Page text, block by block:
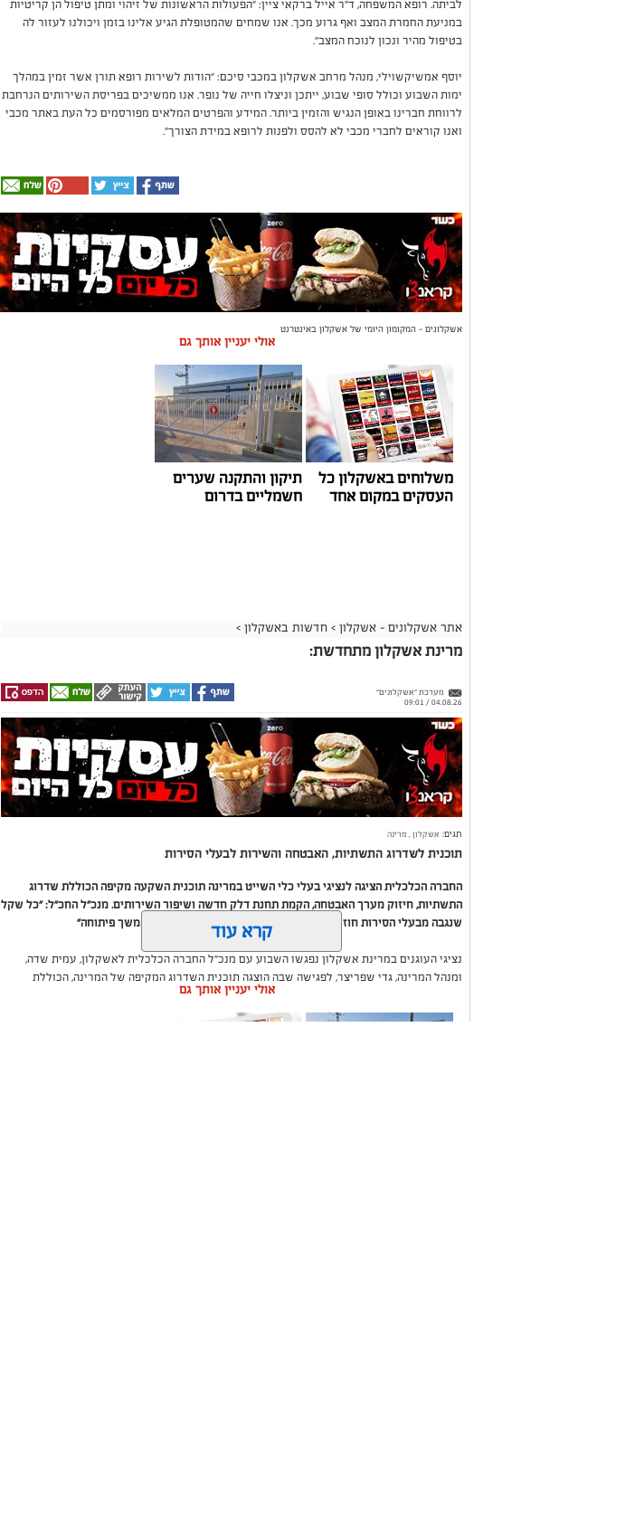
לביתה. רופא המשפחה, ד"ר אייל ברקאי ציין: "הפעולות הראשונות של זיהוי ומתן טיפול הן קריטיות
במניעת החמרת המצב ואף גרוע מכך. אנו שמחים שהמטופלת הגיע אלינו בזמן ויכולנו לעזור לה
בטיפול מהיר ונכון לנוכח המצב".
יוסף אמשיקשוילי, מנהל מרחב אשקלון במכבי סיכם: "הודות לשירות רופא תורן אשר זמין במהלך
ימות השבוע וכולל סופי שבוע, ייתכן וניצלו חייה של נופר. אנו ממשיכים בפריסת השירותים הנרחבת
לרווחת חברינו באופן הנגיש והזמין ביותר. המידע והפרטים המלאים מפורסמים כל העת באתר מכבי
ואנו קוראים לחברי מכבי לא להסס ולפנות לרופא במידת הצורך".
אשקלונים - המקומון היומי של אשקלון באינטרנט
אולי יעניין אותך גם
משלוחים באשקלון כל
העסקים במקום אחד
תיקון והתקנה שערים
חשמליים בדרום
אתר אשקלונים - אשקלון > חדשות באשקלון >
מרינת אשקלון מתחדשת:
מערכת "אשקלונים"
04.08.26 / 09:01
תגים: אשקלון, מרינה
תוכנית לשדרוג התשתיות, האבטחה והשירות לבעלי הסירות
החברה הכלכלית הציגה לנציגי בעלי כלי השייט במרינה תוכנית השקעה מקיפה הכוללת שדרוג
התשתיות, חיזוק מערך האבטחה, הקמת תחנת דלק חדשה ושיפור השירותים. מנכ"ל החכ"ל: "כל שקל
שנגבה מבעלי הסירות חוזר בחזרה אליהם באמצעות שיפור המרינה והמשך פיתוחה"
נציגי העוגנים במרינת אשקלון נפגשו השבוע עם מנכ"ל החברה הכלכלית לאשקלון, עמית שדה,
ומנהל המרינה, גדי שפריצר, לפגישה שבה הוצגה תוכנית השדרוג המקיפה של המרינה, הכוללת
השקעה בתשתיות, בביטחון, בשירותים ובפיתוח המקום לטובת ציבור בעלי הסירות.
קרא עוד
אולי יעניין אותך גם